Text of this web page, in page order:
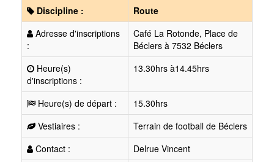
Discipline :
Route
Adresse d'inscriptions
:
Café La Rotonde, Place de
Béclers à 7532 Béclers
Heure(s)
d'inscriptions :
13.30hrs à14.45hrs
Heure(s) de départ :
15.30hrs
Vestiaires :
Terrain de football de Béclers
Contact :
Delrue Vincent